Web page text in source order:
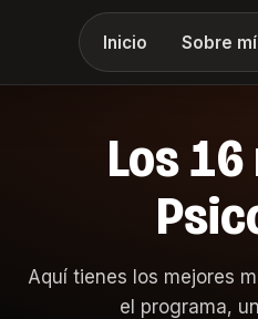
Inicio Sobre mí
Los
Aquí tienes los mejores
el programa,